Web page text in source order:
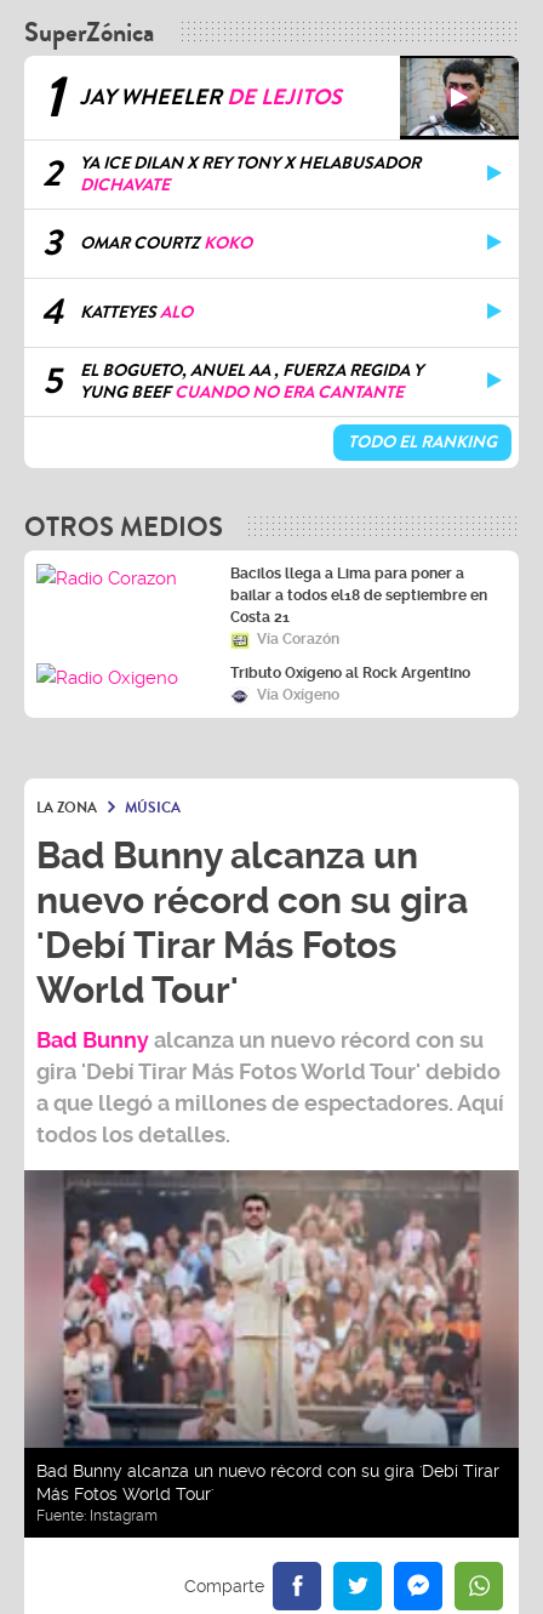
SuperZónica
1 JAY WHEELERDE LEJITOS
2
YA ICE DILAN X REY TONY X HELABUSADOR
DICHAVATE
3 OMAR COURTZKOKO
4 KATTEYESALO
5
EL BOGUETO, ANUEL AA , FUERZA REGIDA Y
YUNG BEEFCUANDO NO ERA CANTANTE
TODO EL RANKING
OTROS MEDIOS
Bacilos llega a Lima para poner a
bailar a todos el18 de septiembre en
Costa 21
Vía Corazón
Tributo Oxígeno al Rock Argentino
Vía Oxígeno
LA ZONA MÚSICA
Bad Bunny alcanza un
nuevo récord con su gira
'Debí Tirar Más Fotos
World Tour'
Bad Bunnyalcanza un nuevo récord con su
gira 'Debí Tirar Más Fotos World Tour' debido
a que llegó a millones de espectadores. Aquí
todos los detalles.
Bad Bunny alcanza un nuevo récord con su gira 'Debí Tirar
Más Fotos World Tour'
Fuente: Instagram